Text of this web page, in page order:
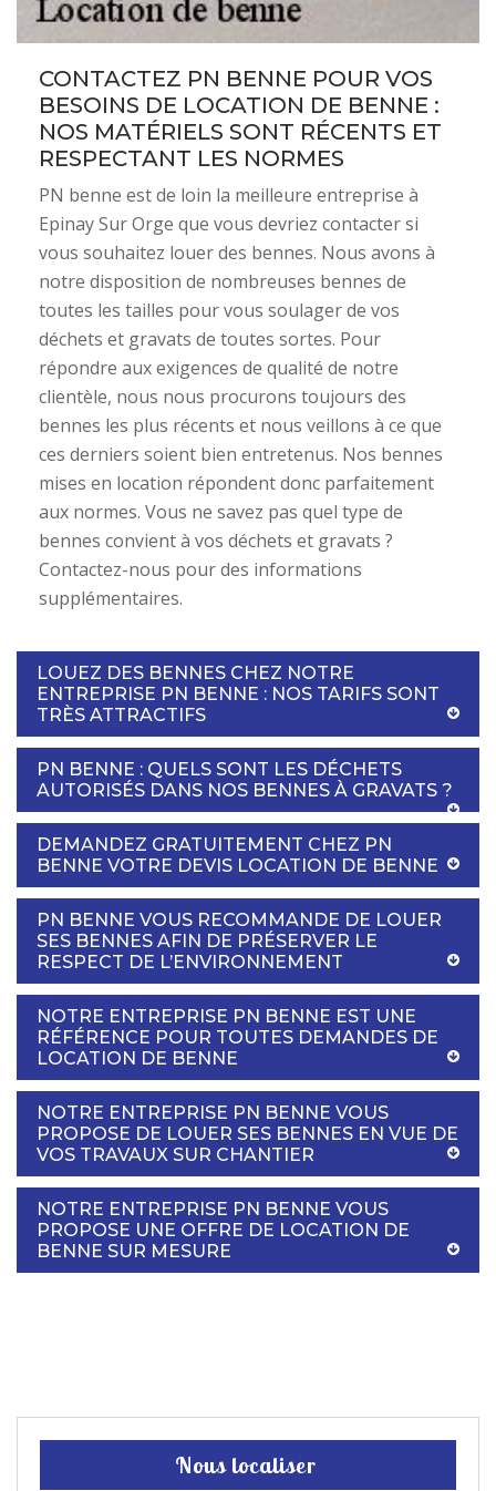
CONTACTEZ PN BENNE POUR VOS
BESOINS DE LOCATION DE BENNE :
NOS MATÉRIELS SONT RÉCENTS ET
RESPECTANT LES NORMES
PN benne est de loin la meilleure entreprise à
Epinay Sur Orge que vous devriez contacter si
vous souhaitez louer des bennes. Nous avons à
notre disposition de nombreuses bennes de
toutes les tailles pour vous soulager de vos
déchets et gravats de toutes sortes. Pour
répondre aux exigences de qualité de notre
clientèle, nous nous procurons toujours des
bennes les plus récents et nous veillons à ce que
ces derniers soient bien entretenus. Nos bennes
mises en location répondent donc parfaitement
aux normes. Vous ne savez pas quel type de
bennes convient à vos déchets et gravats ?
Contactez-nous pour des informations
supplémentaires.
LOUEZ DES BENNES CHEZ NOTRE
ENTREPRISE PN BENNE : NOS TARIFS SONT
TRÈS ATTRACTIFS
PN BENNE : QUELS SONT LES DÉCHETS
AUTORISÉS DANS NOS BENNES À GRAVATS ?
DEMANDEZ GRATUITEMENT CHEZ PN
BENNE VOTRE DEVIS LOCATION DE BENNE
PN BENNE VOUS RECOMMANDE DE LOUER
SES BENNES AFIN DE PRÉSERVER LE
RESPECT DE L’ENVIRONNEMENT
NOTRE ENTREPRISE PN BENNE EST UNE
RÉFÉRENCE POUR TOUTES DEMANDES DE
LOCATION DE BENNE
NOTRE ENTREPRISE PN BENNE VOUS
PROPOSE DE LOUER SES BENNES EN VUE DE
VOS TRAVAUX SUR CHANTIER
NOTRE ENTREPRISE PN BENNE VOUS
PROPOSE UNE OFFRE DE LOCATION DE
BENNE SUR MESURE
Nous localiser